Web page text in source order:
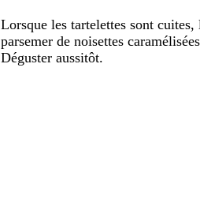
Lorsque les tartelettes sont
parsemer de noisettes
Déguster aussitôt.